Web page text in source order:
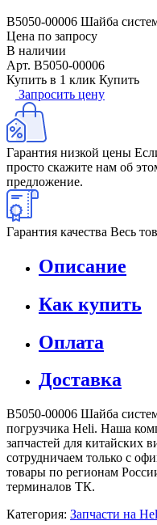
B5050-00006 Шайба
Цена по запросу
В наличии
Арт. B5050-00006
Купить в 1 клик Купить
Запросить цену
Гарантия низкой цены
просто скажите нам об
предложение.
Гарантия качества Весь
Описание
Как купить
Оплата
Доставка
B5050-00006 Шайба
погрузчика Heli. Наша
запчастей для китайских
сотрудничаем только с
товары по регионам
терминалов ТК.
Категория: Запчасти на